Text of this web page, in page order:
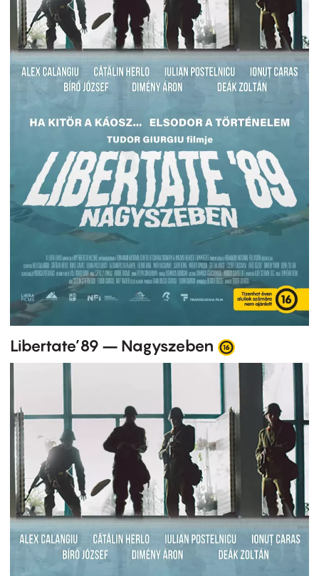
Libertate’89 – Nagyszeben